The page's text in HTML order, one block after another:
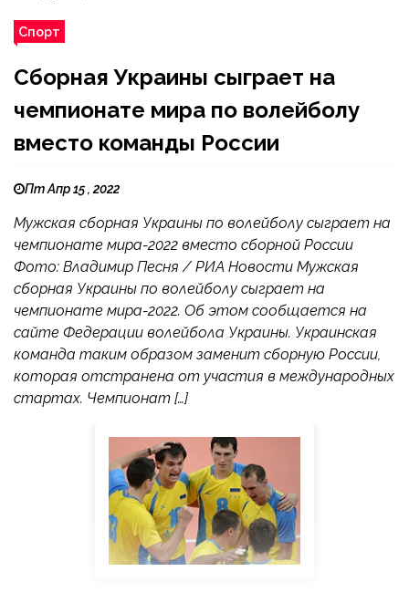
Спорт
Сборная Украины сыграет на
чемпионате мира по волейболу
вместо команды России
Пт Апр 15 , 2022
Мужская сборная Украины по волейболу сыграет на
чемпионате мира-2022 вместо сборной России
Фото: Владимир Песня / РИА Новости Мужская
сборная Украины по волейболу сыграет на
чемпионате мира-2022. Об этом сообщается на
сайте Федерации волейбола Украины. Украинская
команда таким образом заменит сборную России,
которая отстранена от участия в международных
стартах. Чемпионат […]